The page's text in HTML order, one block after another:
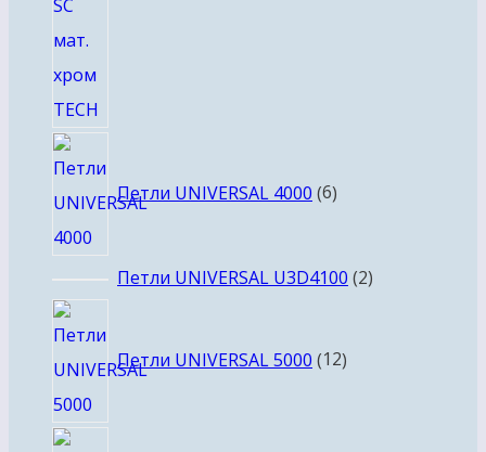
Петли UNIVERSAL 4000 6товаров
Петли UNIVERSAL U3D4100 22
Петли UNIVERSAL 5000 12товаров